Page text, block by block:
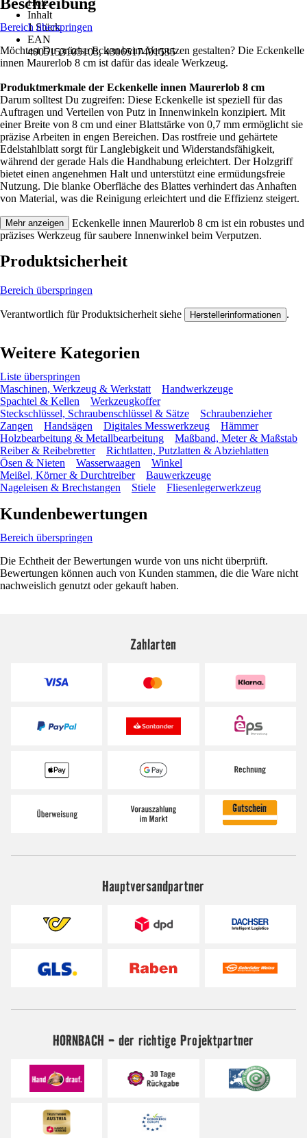
Holz
Inhalt
1 Stück
EAN
4005153105103, 4306517401535
Bereich überspringen
Möchtest Du präzise Ecken beim Verputzen gestalten? Die Eckenkelle
innen Maurerlob 8 cm ist dafür das ideale Werkzeug.
Produktmerkmale der Eckenkelle innen Maurerlob 8 cm
Darum solltest Du zugreifen: Diese Eckenkelle ist speziell für das
Auftragen und Verteilen von Putz in Innenwinkeln konzipiert. Mit
einer Breite von 8 cm und einer Blattstärke von 0,7 mm ermöglicht sie
präzise Arbeiten in engen Bereichen. Das rostfreie und gehärtete
Edelstahlblatt sorgt für Langlebigkeit und Widerstandsfähigkeit,
während der gerade Hals die Handhabung erleichtert. Der Holzgriff
bietet einen angenehmen Halt und unterstützt eine ermüdungsfreie
Nutzung. Die blanke Oberfläche des Blattes verhindert das Anhaften
von Material, was die Reinigung erleichtert und die Effizienz steigert.
Festgezurrt: Die Eckenkelle innen Maurerlob 8 cm ist ein robustes und
präzises Werkzeug für saubere Innenwinkel beim Verputzen.
Mehr anzeigen
Produktsicherheit
Bereich überspringen
Verantwortlich für Produktsicherheit siehe Herstellerinformationen .
Weitere Kategorien
Liste überspringen
Maschinen, Werkzeug & Werkstatt
Handwerkzeuge
Spachtel & Kellen
Werkzeugkoffer
Steckschlüssel, Schraubenschlüssel & Sätze
Schraubenzieher
Zangen
Handsägen Digitales Messwerkzeug
Hämmer
Holzbearbeitung & Metallbearbeitung
Maßband, Meter & Maßstab
Reiber & Reibebretter
Richtlatten, Putzlatten & Abziehlatten
Ösen & Nieten
Wasserwaagen
Winkel
Meißel, Körner & Durchtreiber
Bauwerkzeuge
Nageleisen & Brechstangen
Stiele Fliesenlegerwerkzeug
Kundenbewertungen
Bereich überspringen
Die Echtheit der Bewertungen wurde von uns nicht überprüft.
Bewertungen können auch von Kunden stammen, die die Ware nicht
nachweislich genutzt oder gekauft haben.
Zahlarten
Hauptversandpartner
HORNBACH - der richtige Projektpartner